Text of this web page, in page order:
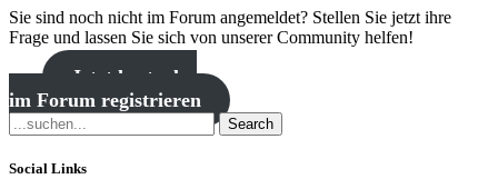
Sie sind noch nicht im Forum angemeldet? Stellen Sie jetzt ihre
Frage und lassen Sie sich von unserer Community helfen!
Jetzt kostenlos
im Forum registrieren
Search
Social Links